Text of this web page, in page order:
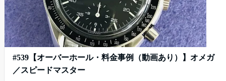
#539【オーバーホール・料金事例（動画あり）】オメガ
／スピードマスター